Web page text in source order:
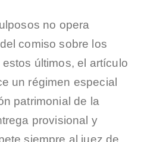
no opera
comiso sobre los
últimos, el artículo
un régimen especial
patrimonial de la
provisional y
siempre al juez de